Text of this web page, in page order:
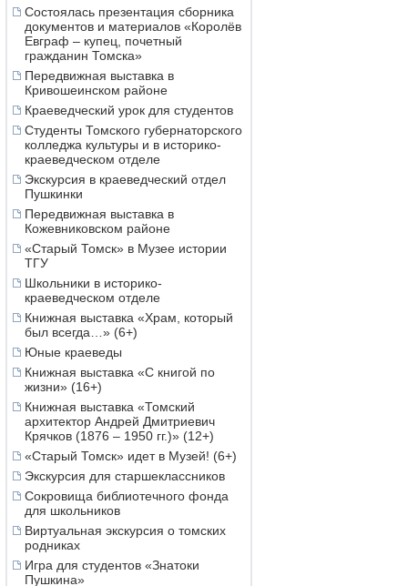
Состоялась презентация сборника
документов и материалов «Королёв
Евграф – купец, почетный
гражданин Томска»
Передвижная выставка в
Кривошеинском районе
Краеведческий урок для студентов
Студенты Томского губернаторского
колледжа культуры и в историко-
краеведческом отделе
Экскурсия в краеведческий отдел
Пушкинки
Передвижная выставка в
Кожевниковском районе
«Старый Томск» в Музее истории
ТГУ
Школьники в историко-
краеведческом отделе
Книжная выставка «Храм, который
был всегда…» (6+)
Юные краеведы
Книжная выставка «С книгой по
жизни» (16+)
Книжная выставка «Томский
архитектор Андрей Дмитриевич
Крячков (1876 – 1950 гг.)» (12+)
«Старый Томск» идет в Музей! (6+)
Экскурсия для старшеклассников
Сокровища библиотечного фонда
для школьников
Виртуальная экскурсия о томских
родниках
Игра для студентов «Знатоки
Пушкина»